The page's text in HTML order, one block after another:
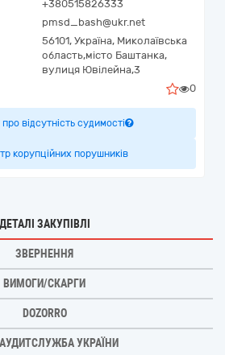
+380515826333
pmsd_bash@ukr.net
56101, Україна, Миколаївська
область,місто Баштанка,
вулиця Ювілейна,3
0
відсутність судимості
корупційних порушників
ДЕТАЛІ ЗАКУПІВЛІ
ЗВЕРНЕННЯ
ВИМОГИ/СКАРГИ
DOZORRO
УКРАЇНИ